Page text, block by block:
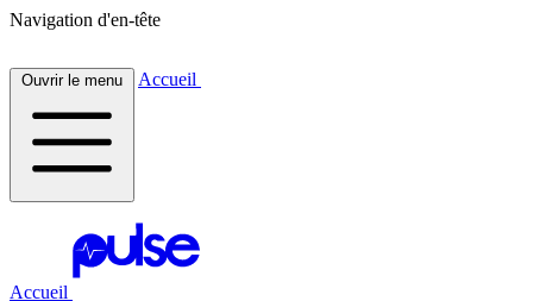
Navigation d'en-tête
Ouvrir le menu Accueil
Accueil